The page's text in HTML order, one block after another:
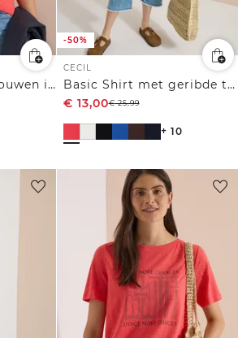
Shirt met korte mouwen in tuniekstijl
-50%
CECIL
Basic Shirt met geribde textuur
€ 13,00€25,99
+ 10